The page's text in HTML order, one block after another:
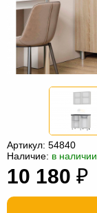
Офисная
мебель
Столы
компьютер
Мебель
мешки
Мебель
из
Садовая
Артикул: 54840
Наличие: в наличии
10 180 ₽